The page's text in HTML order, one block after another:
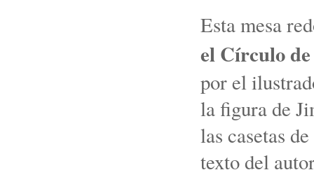
Esta mesa
el Círculo de
por el
la figura de
las casetas
texto del